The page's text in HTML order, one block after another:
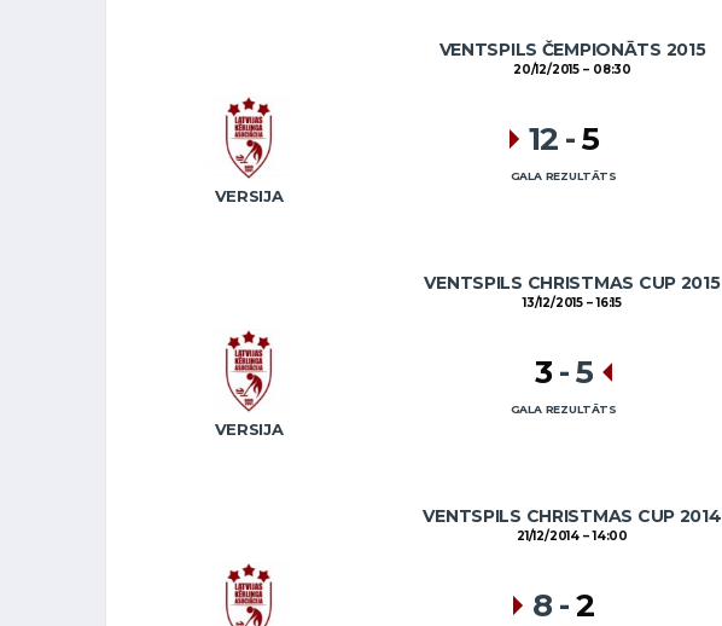
VENTSPILS ČEMPIONĀTS 2015
20/12/2015 08:30
VERSIJA
12 -5
GALA REZULTĀTS
VENTSPILS CHRISTMAS CUP 2015
13/12/2015 16:15
VERSIJA
3 -5
GALA REZULTĀTS
VENTSPILS CHRISTMAS CUP 2014
21/12/2014 14:00
8 -2